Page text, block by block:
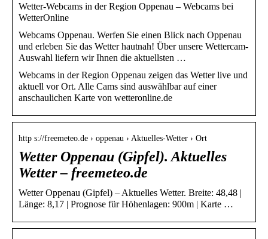
Wetter-Webcams in der Region Oppenau – Webcams bei
WetterOnline
Webcams Oppenau. Werfen Sie einen Blick nach Oppenau
und erleben Sie das Wetter hautnah! Über unsere Wettercam-
Auswahl liefern wir Ihnen die aktuellsten …
Webcams in der Region Oppenau zeigen das Wetter live und
aktuell vor Ort. Alle Cams sind auswählbar auf einer
anschaulichen Karte von wetteronline.de
http s://freemeteo.de › oppenau › Aktuelles-Wetter › Ort
Wetter Oppenau (Gipfel). Aktuelles
Wetter – freemeteo.de
Wetter Oppenau (Gipfel) – Aktuelles Wetter. Breite: 48,48 |
Länge: 8,17 | Prognose für Höhenlagen: 900m | Karte …